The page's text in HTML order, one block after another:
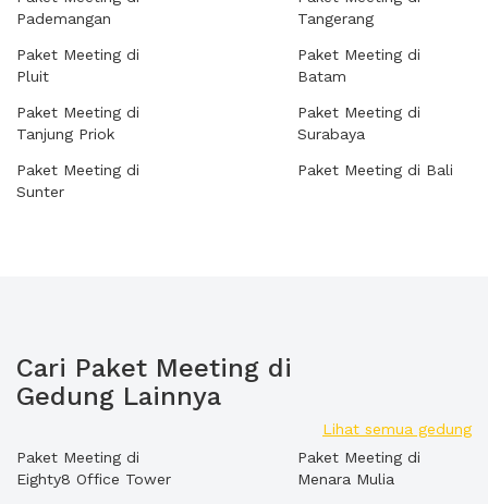
Pademangan
Paket Meeting di
Pluit
Paket Meeting di
Tanjung Priok
Paket Meeting di
Sunter
Tangerang
Paket Meeting di
Batam
Paket Meeting di
Surabaya
Paket Meeting di Bali
Cari Paket Meeting di
Gedung Lainnya
Lihat semua gedung
Paket Meeting di
Eighty8 Office Tower
Paket Meeting di
Menara Mulia